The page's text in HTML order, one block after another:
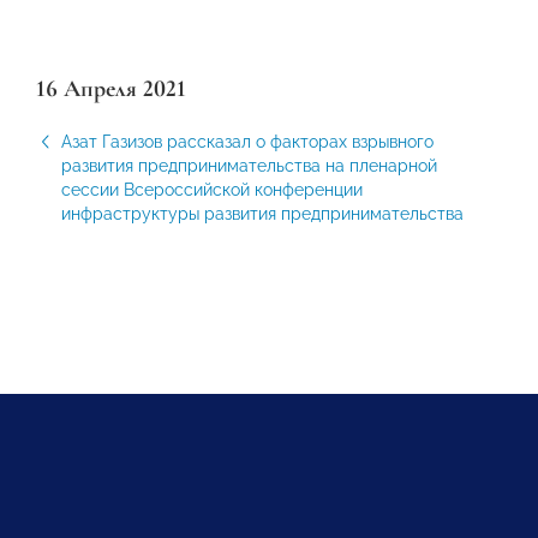
16 Апреля 2021
Азат Газизов рассказал о факторах взрывного
развития предпринимательства на пленарной
сессии Всероссийской конференции
инфраструктуры развития предпринимательства